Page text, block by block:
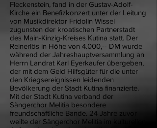
Fleckenstein, fand in der Gustav-Adolf-
Kirche ein Benefizkonzert unter der Leitung
von Musikdirektor Fridolin Wissel
zugunsten der kroatischen Partnerstadt
des Main-Kinzig-Kreises Kutina statt. Der
Reinerlös in Höhe von 4.000,-- DM wurde
während der Jahreshauptversammlung an
Herrn Landrat Karl Eyerkaufer übergeben,
der mit dem Geld Hilfsgüter für die unter
den Kriegsereignissen leidenden
Bevölkerung der Stadt Kutina finanzierte.
Mit der Stadt Kutina verband der
Sängerchor Melitia besondere
freundschaftliche Bande. 24 Jahre zuvor
weilte der Sängerchor Melitia im kulturellen